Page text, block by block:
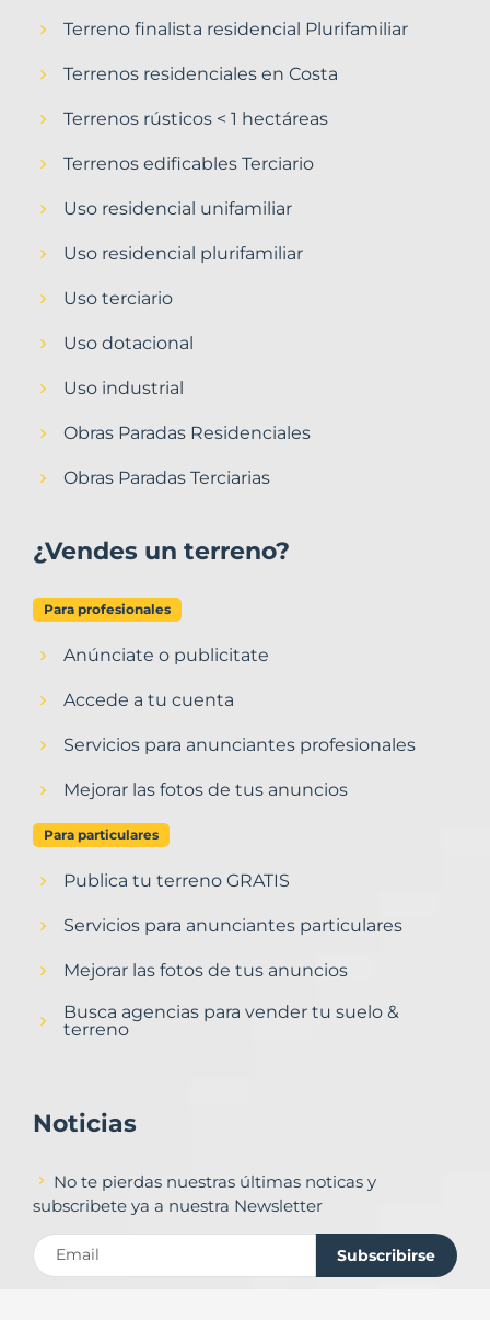
Terreno finalista residencial Plurifamiliar
Terrenos residenciales en Costa
Terrenos rústicos < 1 hectáreas
Terrenos edificables Terciario
Uso residencial unifamiliar
Uso residencial plurifamiliar
Uso terciario
Uso dotacional
Uso industrial
Obras Paradas Residenciales
Obras Paradas Terciarias
¿Vendes un terreno?
Para profesionales
Anúnciate o publicitate
Accede a tu cuenta
Servicios para anunciantes profesionales
Mejorar las fotos de tus anuncios
Para particulares
Publica tu terreno GRATIS
Servicios para anunciantes particulares
Mejorar las fotos de tus anuncios
Busca agencias para vender tu suelo &
terreno
Noticias
No te pierdas nuestras últimas noticas y
subscribete ya a nuestra Newsletter
Subscribirse